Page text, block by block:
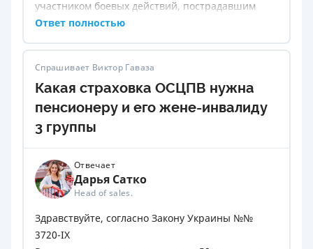
участником боевых действий, пострадавшим
участником Революции Достоинства, участником
катастрофы, отнесенной к I или II категории,
пенсионером, - в отношении транспортного
средства, имеющего рабочий объем двигателя
до 2500 сантиметров кубических или мощность
электродвигателя до 100 киловатт включительно
при условии управлении таким транспортным
средством исключительно страхователем или
определенным этой частью, и использования
транспортного средства без цели
Ответ полностью
Спрашивает Виктор Гаваза
Какая страховка ОСЦПВ нужна
пенсионеру и его жене-инвалиду
3 группы
Отвечает
Дарья Сатко
Head of sales.
Здравствуйте, согласно Закону Украины №№
3720-IX